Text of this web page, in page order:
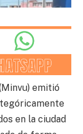
emitió
en la ciudad